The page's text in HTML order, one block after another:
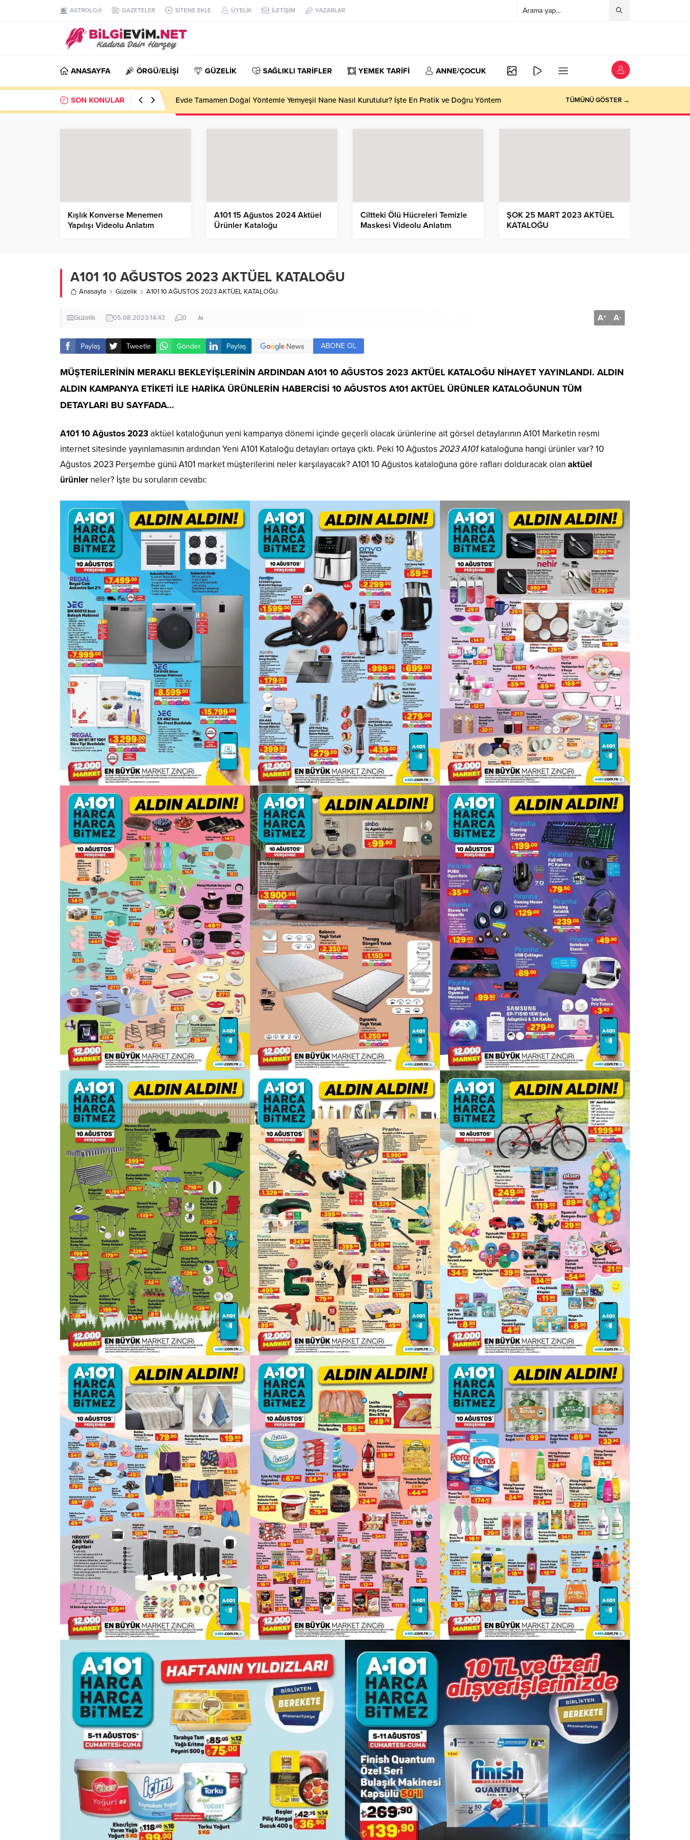
ASTROLOJİ GAZETELER SİTENE EKLE ÜYELİK İLETİŞİM YAZARLAR
ANASAYFA ÖRGÜ/ELİŞİ GÜZELİK SAĞLIKLI TARİFLER YEMEK TARİFİ ANNE/ÇOCUK
SON KONULAR Evde Tamamen Doğal Yöntemle Yemyeşil Nane Nasıl Kurutulur? İşte En Pratik ve Doğru Yöntem TÜMÜNÜ GÖSTER →
Kışlık Konverse Menemen
Yapılışı Videolu Anlatım
A101 15 Ağustos 2024 Aktüel
Ürünler Kataloğu
Ciltteki Ölü Hücreleri Temizle
Maskesi Videolu Anlatım
ŞOK 25 MART 2023 AKTÜEL
KATALOĞU
A101 10 AĞUSTOS 2023 AKTÜEL KATALOĞU
Anasayfa Güzelik A101 10 AĞUSTOS 2023 AKTÜEL KATALOĞU
Güzelik 05.08.2023 14:43 0 A+ A-
Paylaş Tweetle Gönder Paylaş ABONE OL
MÜŞTERİLERİNİN MERAKLI BEKLEYİŞLERİNİN ARDINDAN A101 10 AĞUSTOS 2023 AKTÜEL KATALOĞU NİHAYET YAYINLANDI. ALDIN
ALDIN KAMPANYA ETİKETİ İLE HARİKA ÜRÜNLERİN HABERCİSİ 10 AĞUSTOS A101 AKTÜEL ÜRÜNLER KATALOĞUNUN TÜM
DETAYLARI BU SAYFADA…
A101 10 Ağustos 2023aktüel kataloğunun yeni kampanya dönemi içinde geçerli olacak ürünlerine ait görsel detaylarının A101 Marketin resmi
internet sitesinde yayınlamasının ardından Yeni A101 Kataloğu detayları ortaya çıktı. Peki 10 Ağustos 2023 A101 kataloğuna hangi ürünler var? 10
Ağustos 2023 Perşembe günü A101 market müşterilerini neler karşılayacak? A101 10 Ağustos kataloğuna göre rafları dolduracak olan aktüel
ürünler neler? İşte bu soruların cevabı: